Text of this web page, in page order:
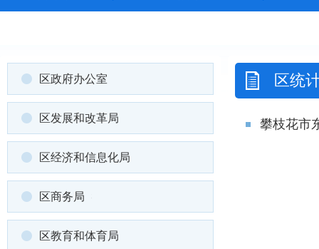
区政府办公室
区发展和改革局
区经济和信息化局
区商务局
区教育和体育局
区统
攀枝花市